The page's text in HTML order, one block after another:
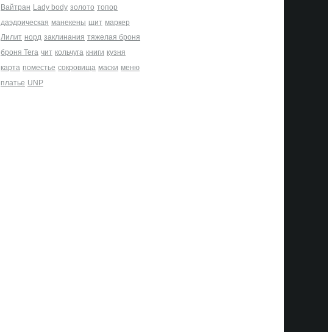
Вайтран Lady body золото топор
даэдрическая манекены щит маркер
Лилит норд заклинания тяжелая броня
броня Tera чит кольчуга книги кузня
карта поместье сокровища маски меню
платье UNP